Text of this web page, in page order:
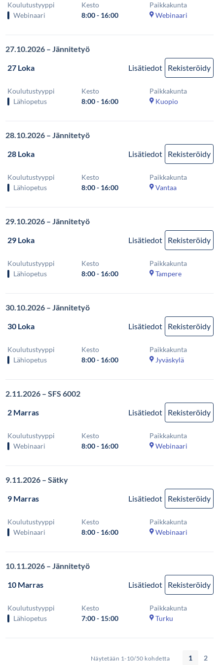
Koulutustyyppi
Webinaari
Kesto
8:00 - 16:00
Paikkakunta
Webinaari
27.10.2026 – Jännitetyö
27 Loka
Lisätiedot Rekisteröidy
Koulutustyyppi
Lähiopetus
Kesto
8:00 - 16:00
Paikkakunta
Kuopio
28.10.2026 – Jännitetyö
28 Loka
Lisätiedot Rekisteröidy
Koulutustyyppi
Lähiopetus
Kesto
8:00 - 16:00
Paikkakunta
Vantaa
29.10.2026 – Jännitetyö
29 Loka
Lisätiedot Rekisteröidy
Koulutustyyppi
Lähiopetus
Kesto
8:00 - 16:00
Paikkakunta
Tampere
30.10.2026 – Jännitetyö
30 Loka
Lisätiedot Rekisteröidy
Koulutustyyppi
Lähiopetus
Kesto
8:00 - 16:00
Paikkakunta
Jyväskylä
2.11.2026 – SFS 6002
2 Marras
Lisätiedot Rekisteröidy
Koulutustyyppi
Webinaari
Kesto
8:00 - 16:00
Paikkakunta
Webinaari
9.11.2026 – Sätky
9 Marras
Lisätiedot Rekisteröidy
Koulutustyyppi
Webinaari
Kesto
8:00 - 16:00
Paikkakunta
Webinaari
10.11.2026 – Jännitetyö
10 Marras
Lisätiedot Rekisteröidy
Koulutustyyppi
Lähiopetus
Kesto
7:00 - 15:00
Paikkakunta
Turku
Näytetään 1-10/50 kohdetta 1 2